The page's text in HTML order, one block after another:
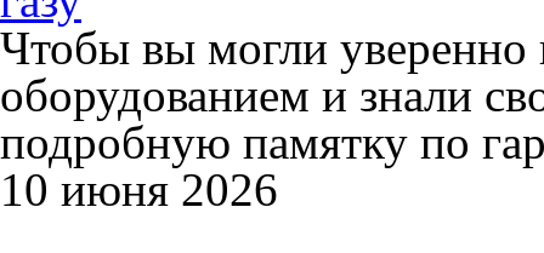
Чтобы вы могли уверенно
оборудованием и знали
подробную памятку по
10 июня 2026